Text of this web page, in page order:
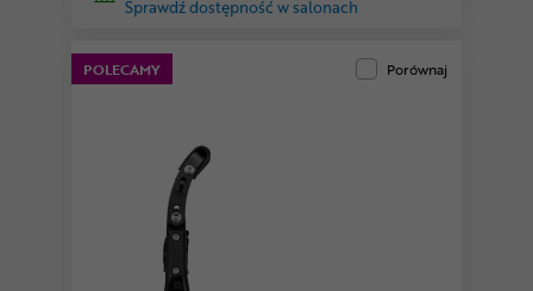
Sprawdź dostępność w salonach
POLECAMY Porównaj